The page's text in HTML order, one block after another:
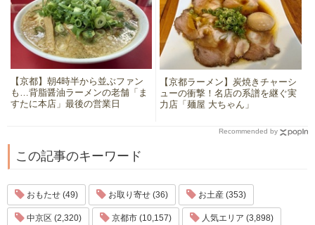
【京都】朝4時半から並ぶファン
も…背脂醤油ラーメンの老舗「ま
すたに本店」最後の営業日
【京都ラーメン】炭焼きチャーシ
ューの衝撃！名店の系譜を継ぐ実
力店「麺屋 大ちゃん」
Recommended by
この記事のキーワード
おもたせ (49) お取り寄せ (36) お土産 (353)
中京区 (2,320) 京都市 (10,157) 人気エリア (3,898)